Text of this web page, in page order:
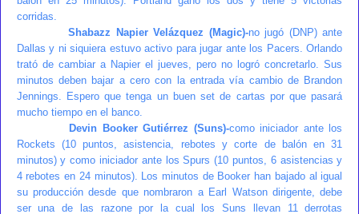
corridas.
Shabazz Napier Velázquez (Magic)-no jugó (DNP) ante
Dallas y ni siquiera estuvo activo para jugar ante los Pacers. Orlando
trató de cambiar a Napier el jueves, pero no logró concretarlo. Sus
minutos deben bajar a cero con la entrada vía cambio de Brandon
Jennings. Espero que tenga un buen set de cartas por que pasará
mucho tiempo en el banco.
Devin Booker Gutiérrez (Suns)-como iniciador ante los
Rockets (10 puntos, asistencia, rebotes y corte de balón en 31
minutos) y como iniciador ante los Spurs (10 puntos, 6 asistencias y
4 rebotes en 24 minutos). Los minutos de Booker han bajado al igual
su producción desde que nombraron a Earl Watson dirigente, debe
ser una de las razone por la cual los Suns llevan 11 derrotas